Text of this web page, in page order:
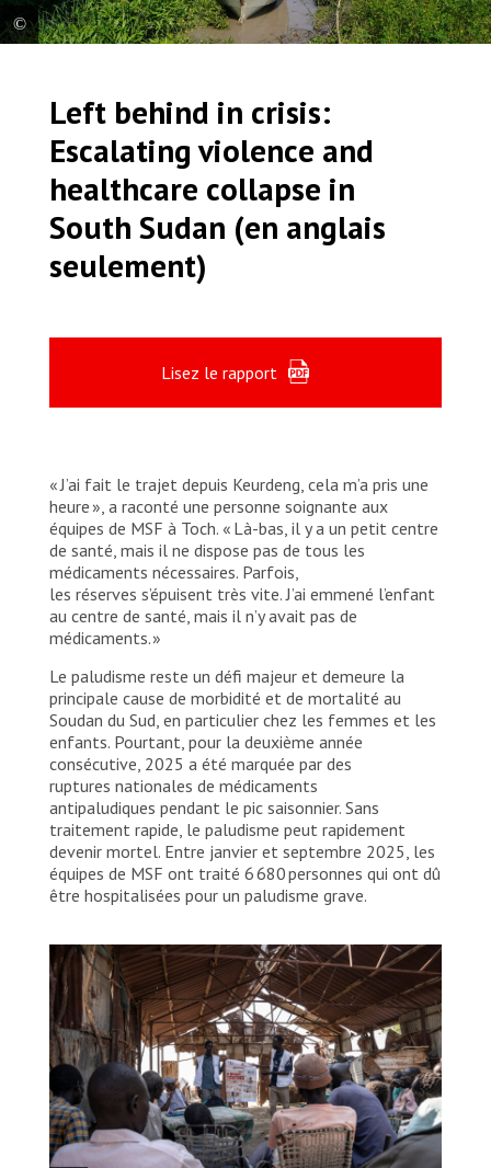
Soudan du Sud, 2024. © Nasir Ghafoor/MSF
Left behind in crisis:
Escalating violence and
healthcare collapse in
South Sudan (en anglais
seulement)
Lisez le rapport
« J’ai fait le trajet depuis Keurdeng, cela m’a pris une
heure », a raconté une personne soignante aux
équipes de MSF à Toch. « Là-bas, il y a un petit centre
de santé, mais il ne dispose pas de tous les
médicaments nécessaires. Parfois,
les réserves s’épuisent très vite. J’ai emmené l’enfant
au centre de santé, mais il n’y avait pas de
médicaments. »
Le paludisme reste un défi majeur et demeure la
principale cause de morbidité et de mortalité au
Soudan du Sud, en particulier chez les femmes et les
enfants. Pourtant, pour la deuxième année
consécutive, 2025 a été marquée par des
ruptures nationales de médicaments
antipaludiques pendant le pic saisonnier. Sans
traitement rapide, le paludisme peut rapidement
devenir mortel. Entre janvier et septembre 2025, les
équipes de MSF ont traité 6 680 personnes qui ont dû
être hospitalisées pour un paludisme grave.